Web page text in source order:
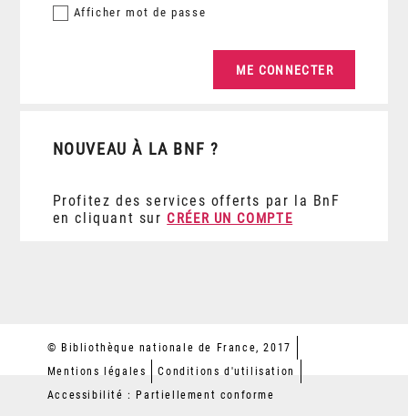
Afficher mot de passe
NOUVEAU À LA BNF ?
Profitez des services offerts par la BnF
en cliquant sur CRÉER UN COMPTE
© Bibliothèque nationale de France, 2017
Mentions légales
Conditions d'utilisation
Accessibilité : Partiellement conforme